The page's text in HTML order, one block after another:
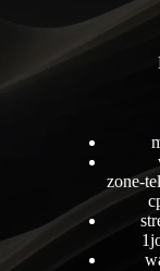
zone-